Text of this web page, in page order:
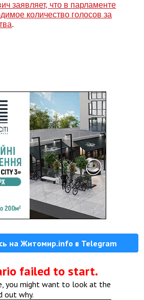
заявляет, что в парламенте
количество голосов за
.
на Житомир.info в Telegram
failed to start.
you might want to look at the
out why.